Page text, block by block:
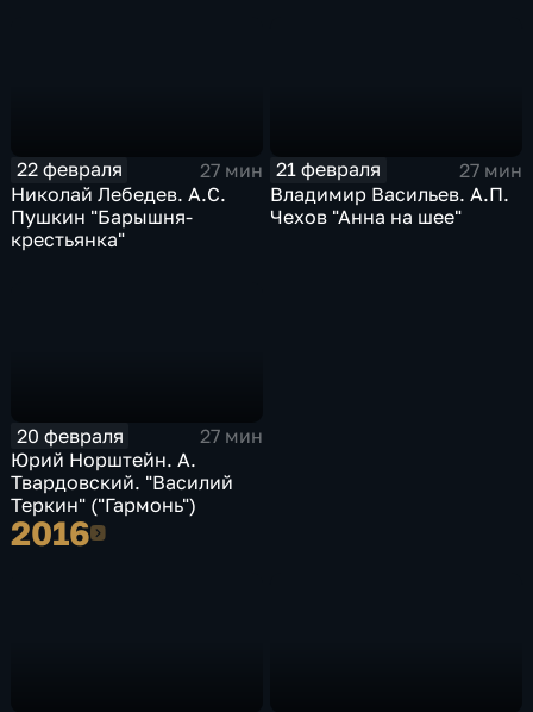
22 февраля
27 мин
Николай Лебедев. А.С.
Пушкин "Барышня-
крестьянка"
21 февраля
27 мин
Владимир Васильев. А.П.
Чехов "Анна на шее"
20 февраля
27 мин
Юрий Норштейн. А.
Твардовский. "Василий
Теркин" ("Гармонь")
20162016